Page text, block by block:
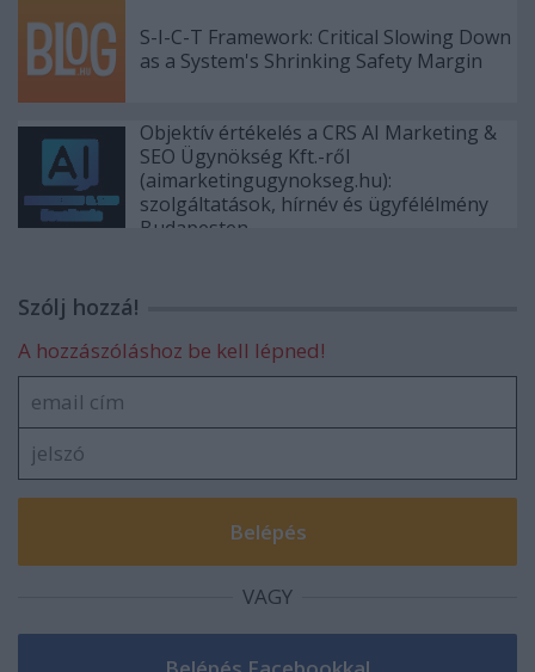
S-I-C-T Framework: Critical Slowing Down
as a System's Shrinking Safety Margin
Objektív értékelés a CRS AI Marketing &
SEO Ügynökség Kft.-ről
(aimarketingugynokseg.hu):
szolgáltatások, hírnév és ügyfélélmény
Budapesten
Szólj hozzá!
A hozzászóláshoz be kell lépned!
VAGY